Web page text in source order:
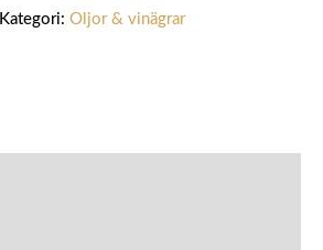
Kategori: Oljor & vinägrar